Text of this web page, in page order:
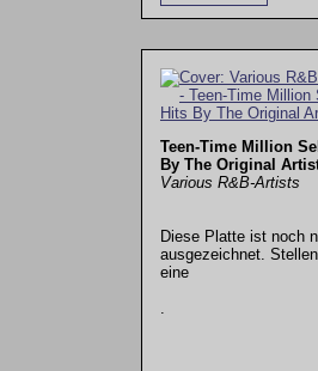
Teen-Time Million
By The Original
Various R&B-Artists
Diese Platte ist noch
ausgezeichnet.
eine